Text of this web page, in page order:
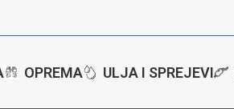
OPREMA ULJA I SPREJEVI